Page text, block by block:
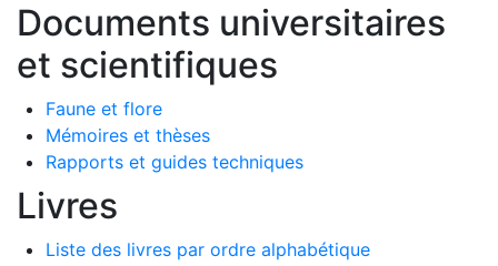
Documents universitaires
et scientifiques
Faune et flore
Mémoires et thèses
Rapports et guides techniques
Livres
Liste des livres par ordre alphabétique